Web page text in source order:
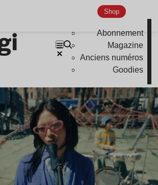
Shop
Abonnement
Magazine
Anciens numéros
Goodies